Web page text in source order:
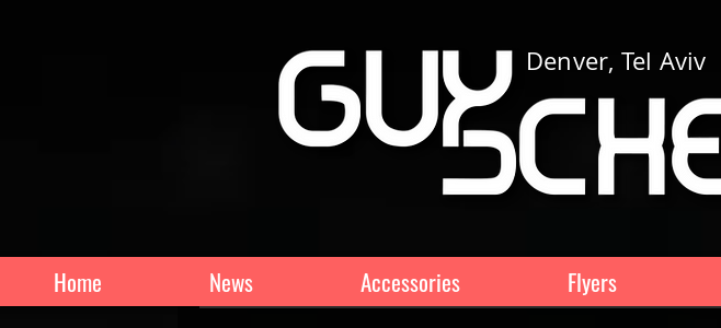
Denver, Tel Aviv
Home News Accessories Flyers